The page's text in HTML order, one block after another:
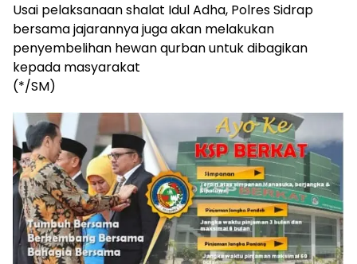
Usai pelaksanaan shalat Idul Adha, Polres Sidrap
bersama jajarannya juga akan melakukan
penyembelihan hewan qurban untuk dibagikan
kepada masyarakat
(*/SM)